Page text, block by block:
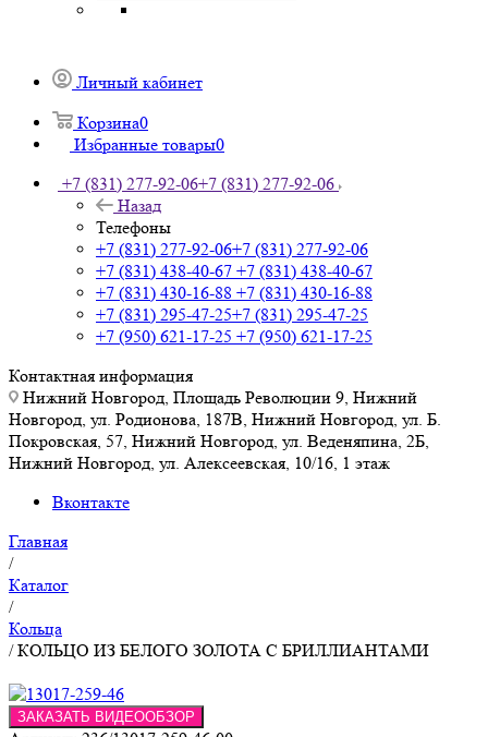
Личный кабинет
Корзина0
Избранные товары0
+7 (831) 277-92-06+7 (831) 277-92-06
Назад
Телефоны
+7 (831) 277-92-06+7 (831) 277-92-06
+7 (831) 438-40-67 +7 (831) 438-40-67
+7 (831) 430-16-88 +7 (831) 430-16-88
+7 (831) 295-47-25+7 (831) 295-47-25
+7 (950) 621-17-25 +7 (950) 621-17-25
Контактная информация
Нижний Новгород, Площадь Революции 9, Нижний
Новгород, ул. Родионова, 187В, Нижний Новгород, ул. Б.
Покровская, 57, Нижний Новгород, ул. Веденяпина, 2Б,
Нижний Новгород, ул. Алексеевская, 10/16, 1 этаж
Вконтакте
Главная
/
Каталог
/
Кольца
/КОЛЬЦО ИЗ БЕЛОГО ЗОЛОТА С БРИЛЛИАНТАМИ
ЗАКАЗАТЬ ВИДЕООБЗОР